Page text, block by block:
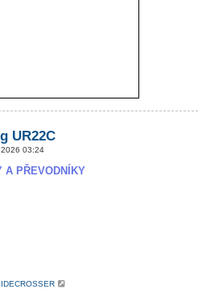
UR22C
03:24
A PŘEVODNÍKY